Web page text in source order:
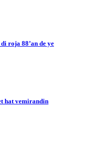
roja 88’an de ye
hat vemirandin